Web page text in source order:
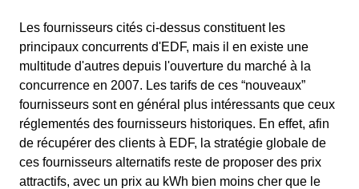
Les fournisseurs cités ci-dessus constituent les
principaux concurrents d'EDF, mais il en existe une
multitude d'autres depuis l'ouverture du marché à la
concurrence en 2007. Les tarifs de ces “nouveaux”
fournisseurs sont en général plus intéressants que ceux
réglementés des fournisseurs historiques. En effet, afin
de récupérer des clients à EDF, la stratégie globale de
ces fournisseurs alternatifs reste de proposer des prix
attractifs, avec un prix au kWh bien moins cher que le